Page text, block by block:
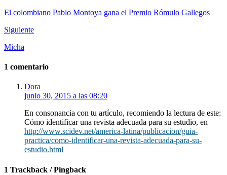
El colombiano Pablo Montoya gana el Premio Rómulo Gallegos
Siguiente
Micha
1 comentario
Dora
junio 30, 2015 a las 08:20
En consonancia con tu artículo, recomiendo la lectura de este:
Cómo identificar una revista adecuada para su estudio, en
http://www.scidev.net/america-latina/publicacion/guia-
practica/como-identificar-una-revista-adecuada-para-su-
estudio.html
1 Trackback / Pingback